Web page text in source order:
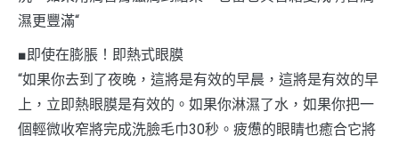
濕更豐滿“
■即使在膨脹！即熱式眼膜
“如果你去到了夜晚，這將是有效的早晨，這將是有效的早
上，立即熱眼膜是有效的。如果你淋濕了水，如果你把一
個輕微收窄將完成洗臉毛巾30秒。疲憊的眼睛也癒合它將